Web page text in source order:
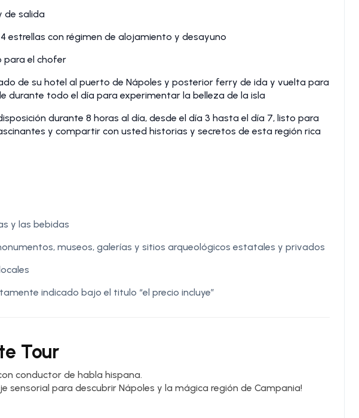
de salida
estrellas con régimen de alojamiento y desayuno
para el chofer
de su hotel al puerto de Nápoles y posterior ferry de ida y vuelta para
durante todo el día para experimentar la belleza de la isla
durante 8 horas al día, desde el día 3 hasta el día 7, listo para
y compartir con usted historias y secretos de esta región rica
y las bebidas
museos, galerías y sitios arqueológicos estatales y privados
indicado bajo el titulo “el precio incluye”
Tour
conductor de habla hispana.
sensorial para descubrir Nápoles y la mágica región de Campania!